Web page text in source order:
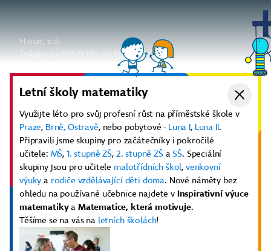
H-mat, z.ú.
Štěpánská 539/9 120 00 Praha 2, Česko
Odebírat newsletter
Aktuality Diskuze
Youtube kanál
Další odkazy
E-shop učebnic a pomůcek
Elektronické učebnice
Informace pro lektory
Obchodní podmínky
GDPR
Letní školy matematiky
Využijte léto pro svůj profesní růst na příměstské škole v
Praze, Brně, Ostravě, nebo pobytové - Luna I, Luna II.
Připravili jsme skupiny pro začátečníky i pokročilé
učitele: MŠ, 1. stupně ZŠ, 2. stupně ZŠaSŠ. Speciální
skupiny jsou pro učitele malotřídních škol, venkovní
výuky a rodiče vzdělávající děti doma. Nové náměty bez
ohledu na používané učebnice najdete v Inspirativní výuce
matematikya Matematice, která motivuje.
Těšíme se na vás na letních školách!